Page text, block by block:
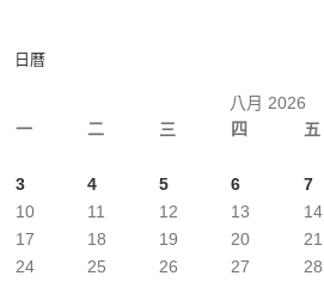
日曆
八月 2026
一
二 三 四 五
3
4 5 6 7
10
11 12 13 14
17
18 19 20 21
24
25 26 27 28